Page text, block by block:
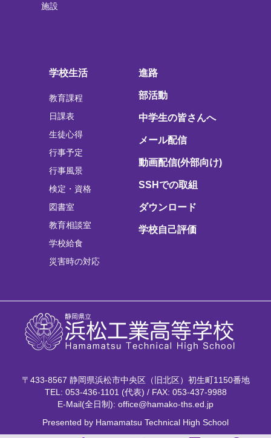
施設
学校生活
教育課程
日課表
生徒心得
行事予定
行事風景
検定・資格
図書室
教育相談室
学校給食
災害時の対応
進路
部活動
中学生の皆さんへ
メール配信
動画配信(外部向け)
SSHでの取組
ダウンロード
学校自己評価
〒433-8567 静岡県浜松市中央区（旧北区）初生町1150番地
TEL: 053-436-1101 (代表) / FAX: 053-437-9988
E-Mail(全日制): office@hamako-ths.ed.jp
Presented by Hamamatsu Technical High School